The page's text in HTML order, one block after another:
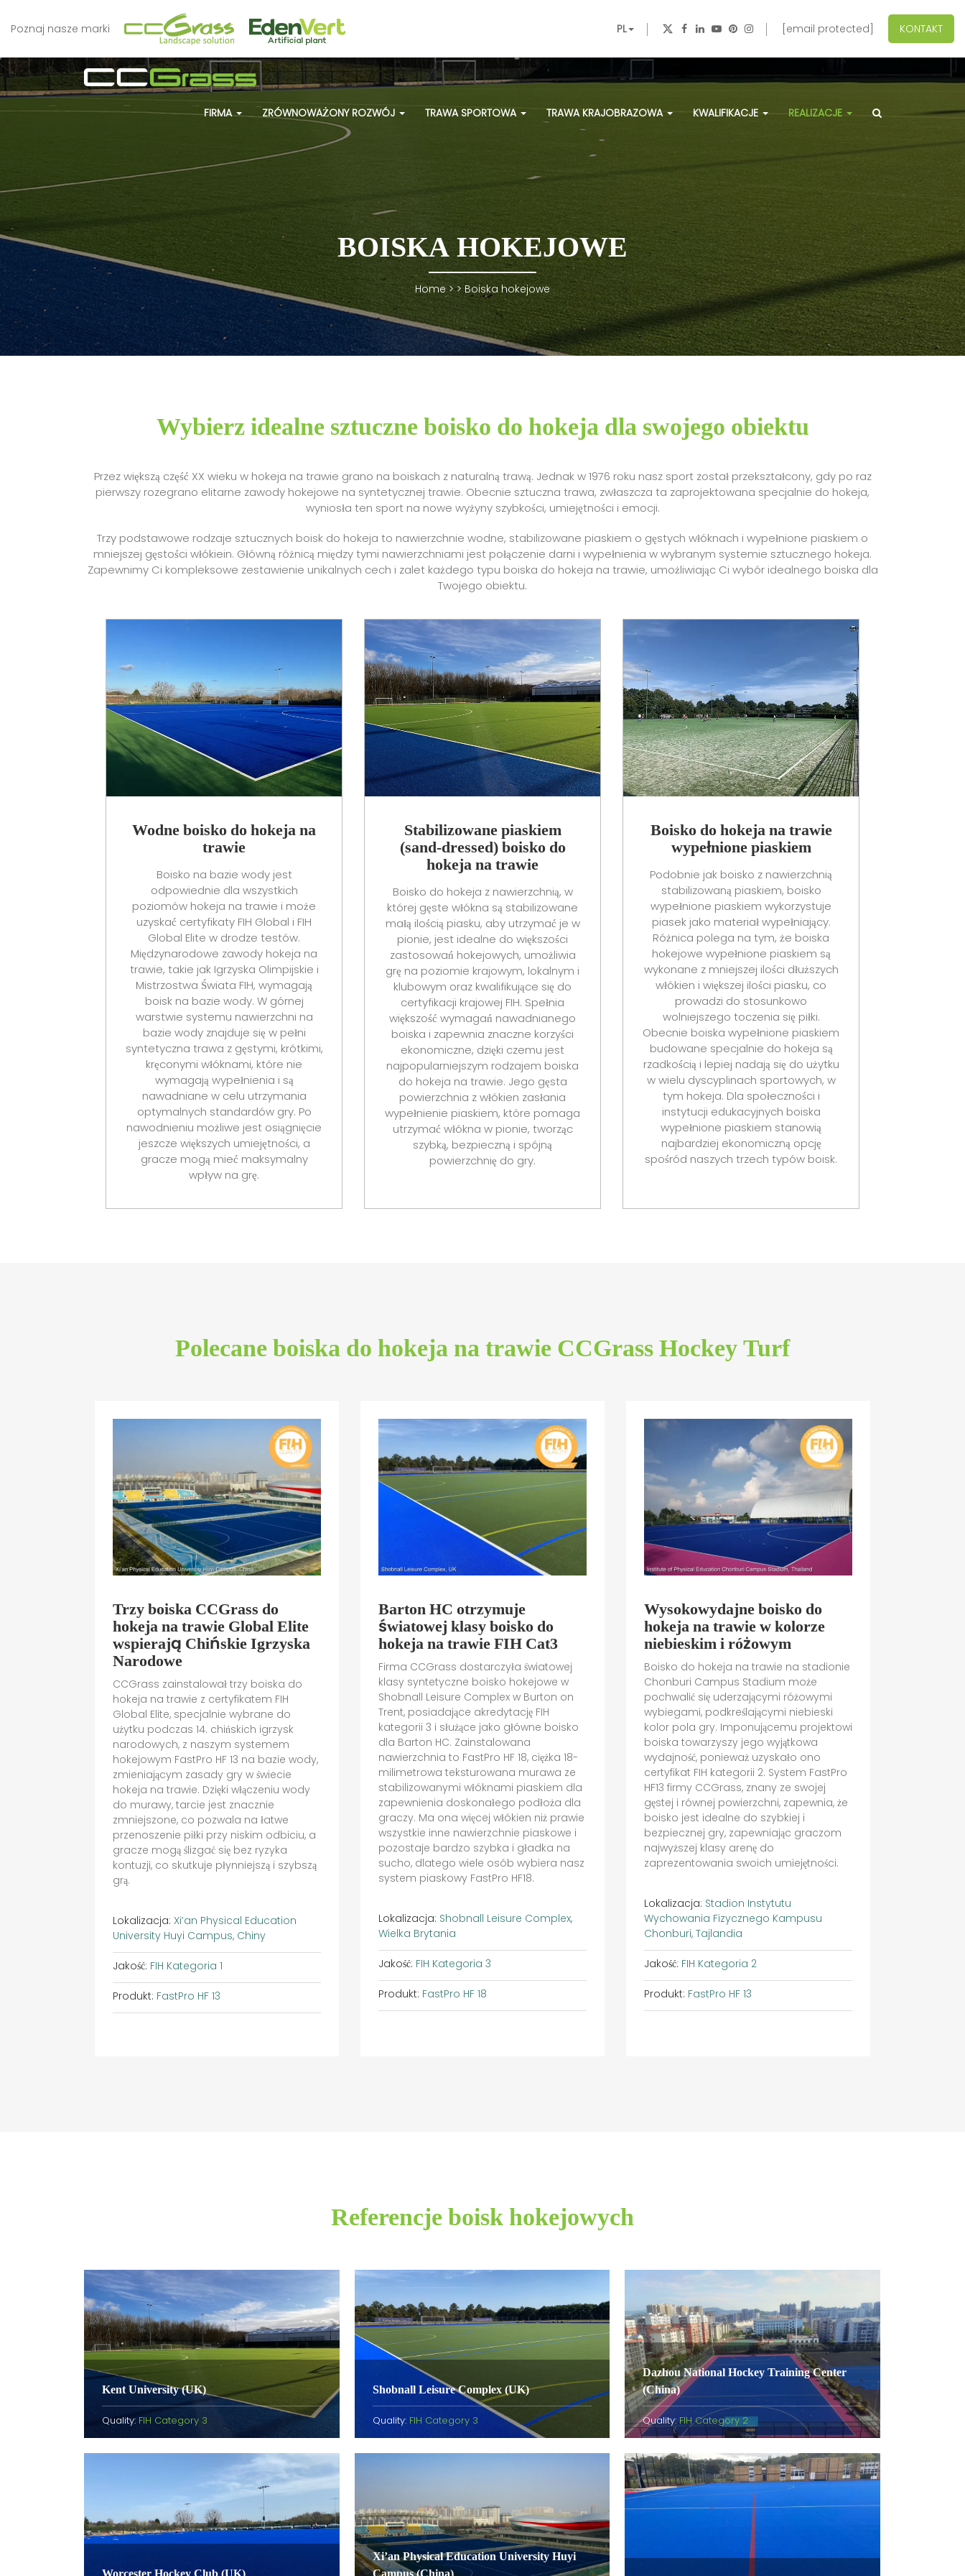
Poznaj nasze marki PL [email protected] KONTAKT
FIRMA ZRÓWNOWAŻONY ROZWÓJ TRAWA SPORTOWA TRAWA KRAJOBRAZOWA KWALIFIKACJE REALIZACJE
BOISKA HOKEJOWE
Home > > Boiska hokejowe
Wybierz idealne sztuczne boisko do hokeja dla swojego obiektu
Przez większą część XX wieku w hokeja na trawie grano na boiskach z naturalną trawą. Jednak w 1976 roku nasz sport został przekształcony, gdy po raz
pierwszy rozegrano elitarne zawody hokejowe na syntetycznej trawie. Obecnie sztuczna trawa, zwłaszcza ta zaprojektowana specjalnie do hokeja,
wyniosła ten sport na nowe wyżyny szybkości, umiejętności i emocji.
Trzy podstawowe rodzaje sztucznych boisk do hokeja to nawierzchnie wodne, stabilizowane piaskiem o gęstych włóknach i wypełnione piaskiem o
mniejszej gęstości włókiein. Główną różnicą między tymi nawierzchniami jest połączenie darni i wypełnienia w wybranym systemie sztucznego hokeja.
Zapewnimy Ci kompleksowe zestawienie unikalnych cech i zalet każdego typu boiska do hokeja na trawie, umożliwiając Ci wybór idealnego boiska dla
Twojego obiektu.
Wodne boisko do hokeja na
trawie
Boisko na bazie wody jest
odpowiednie dla wszystkich
poziomów hokeja na trawie i może
uzyskać certyfikaty FIH Global i FIH
Global Elite w drodze testów.
Międzynarodowe zawody hokeja na
trawie, takie jak Igrzyska Olimpijskie i
Mistrzostwa Świata FIH, wymagają
boisk na bazie wody. W górnej
warstwie systemu nawierzchni na
bazie wody znajduje się w pełni
syntetyczna trawa z gęstymi, krótkimi,
kręconymi włóknami, które nie
wymagają wypełnienia i są
nawadniane w celu utrzymania
optymalnych standardów gry. Po
nawodnieniu możliwe jest osiągnięcie
jeszcze większych umiejętności, a
gracze mogą mieć maksymalny
wpływ na grę.
Stabilizowane piaskiem
(sand-dressed) boisko do
hokeja na trawie
Boisko do hokeja z nawierzchnią, w
której gęste włókna są stabilizowane
małą ilością piasku, aby utrzymać je w
pionie, jest idealne do większości
zastosowań hokejowych, umożliwia
grę na poziomie krajowym, lokalnym i
klubowym oraz kwalifikujące się do
certyfikacji krajowej FIH. Spełnia
większość wymagań nawadnianego
boiska i zapewnia znaczne korzyści
ekonomiczne, dzięki czemu jest
najpopularniejszym rodzajem boiska
do hokeja na trawie. Jego gęsta
powierzchnia z włókien zasłania
wypełnienie piaskiem, które pomaga
utrzymać włókna w pionie, tworząc
szybką, bezpieczną i spójną
powierzchnię do gry.
Boisko do hokeja na trawie
wypełnione piaskiem
Podobnie jak boisko z nawierzchnią
stabilizowaną piaskiem, boisko
wypełnione piaskiem wykorzystuje
piasek jako materiał wypełniający.
Różnica polega na tym, że boiska
hokejowe wypełnione piaskiem są
wykonane z mniejszej ilości dłuższych
włókien i większej ilości piasku, co
prowadzi do stosunkowo
wolniejszego toczenia się piłki.
Obecnie boiska wypełnione piaskiem
budowane specjalnie do hokeja są
rzadkością i lepiej nadają się do użytku
w wielu dyscyplinach sportowych, w
tym hokeja. Dla społeczności i
instytucji edukacyjnych boiska
wypełnione piaskiem stanowią
najbardziej ekonomiczną opcję
spośród naszych trzech typów boisk.
Polecane boiska do hokeja na trawie CCGrass Hockey Turf
Trzy boiska CCGrass do
hokeja na trawie Global Elite
wspierają Chińskie Igrzyska
Narodowe
CCGrass zainstalował trzy boiska do
hokeja na trawie z certyfikatem FIH
Global Elite, specjalnie wybrane do
użytku podczas 14. chińskich igrzysk
narodowych, z naszym systemem
hokejowym FastPro HF 13 na bazie wody,
zmieniającym zasady gry w świecie
hokeja na trawie. Dzięki włączeniu wody
do murawy, tarcie jest znacznie
zmniejszone, co pozwala na łatwe
przenoszenie piłki przy niskim odbiciu, a
gracze mogą ślizgać się bez ryzyka
kontuzji, co skutkuje płynniejszą i szybszą
grą.
Lokalizacja: Xi’an Physical Education
University Huyi Campus, Chiny
Jakość: FIH Kategoria 1
Produkt: FastPro HF 13
Barton HC otrzymuje
światowej klasy boisko do
hokeja na trawie FIH Cat3
Firma CCGrass dostarczyła światowej
klasy syntetyczne boisko hokejowe w
Shobnall Leisure Complex w Burton on
Trent, posiadające akredytację FIH
kategorii 3 i służące jako główne boisko
dla Barton HC. Zainstalowana
nawierzchnia to FastPro HF 18, ciężka 18-
milimetrowa teksturowana murawa ze
stabilizowanymi włóknami piaskiem dla
zapewnienia doskonałego podłoża dla
graczy. Ma ona więcej włókien niż prawie
wszystkie inne nawierzchnie piaskowe i
pozostaje bardzo szybka i gładka na
sucho, dlatego wiele osób wybiera nasz
system piaskowy FastPro HF18.
Lokalizacja: Shobnall Leisure Complex,
Wielka Brytania
Jakość: FIH Kategoria 3
Produkt: FastPro HF 18
Wysokowydajne boisko do
hokeja na trawie w kolorze
niebieskim i różowym
Boisko do hokeja na trawie na stadionie
Chonburi Campus Stadium może
pochwalić się uderzającymi różowymi
wybiegami, podkreślającymi niebieski
kolor pola gry. Imponującemu projektowi
boiska towarzyszy jego wyjątkowa
wydajność, ponieważ uzyskało ono
certyfikat FIH kategorii 2. System FastPro
HF13 firmy CCGrass, znany ze swojej
gęstej i równej powierzchni, zapewnia, że
boisko jest idealne do szybkiej i
bezpiecznej gry, zapewniając graczom
najwyższej klasy arenę do
zaprezentowania swoich umiejętności.
Lokalizacja: Stadion Instytutu
Wychowania Fizycznego Kampusu
Chonburi, Tajlandia
Jakość: FIH Kategoria 2
Produkt: FastPro HF 13
Referencje boisk hokejowych
Kent University (UK)
Quality: FIH Category 3
Shobnall Leisure Complex (UK)
Quality: FIH Category 3
Dazhou National Hockey Training Center
(China)
Quality:FIH Category 2
Xi’an Physical Education University Huyi